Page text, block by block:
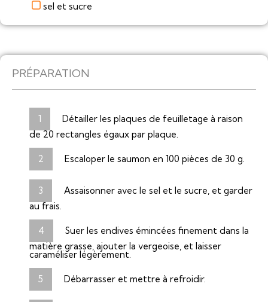
sel et sucre
PRÉPARATION
Détailler les plaques de feuilletage à raison
de 20 rectangles égaux par plaque.
Escaloper le saumon en 100 pièces de 30 g.
Assaisonner avec le sel et le sucre, et garder
au frais.
Suer les endives émincées finement dans la
matière grasse, ajouter la vergeoise, et laisser
caraméliser légèrement.
Débarrasser et mettre à refroidir.